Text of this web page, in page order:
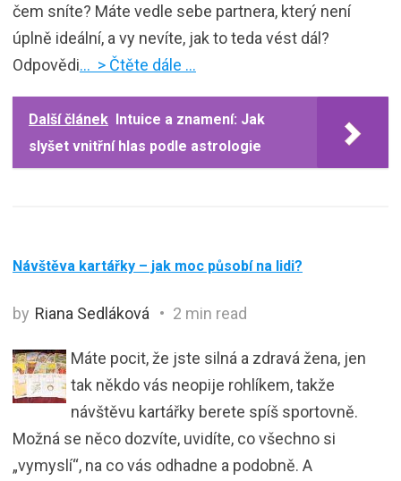
čem sníte? Máte vedle sebe partnera, který není
úplně ideální, a vy nevíte, jak to teda vést dál?
Odpovědi… > Čtěte dále …
Další článek Intuice a znamení: Jak
slyšet vnitřní hlas podle astrologie
Návštěva kartářky – jak moc působí na lidi?
by Riana Sedláková 2 min read
Máte pocit, že jste silná a zdravá žena, jen
tak někdo vás neopije rohlíkem, takže
návštěvu kartářky berete spíš sportovně.
Možná se něco dozvíte, uvidíte, co všechno si
„vymyslí“, na co vás odhadne a podobně. A